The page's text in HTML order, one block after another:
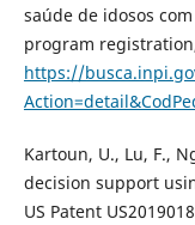
saúde de idosos
program
https://
Kartoun, U., Lu, F.,
decision support
US Patent